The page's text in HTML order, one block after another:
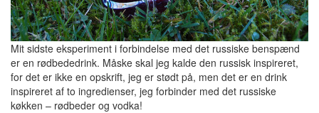
Mit sidste eksperiment i forbindelse med det russiske benspænd
er en rødbededrink. Måske skal jeg kalde den russisk inspireret,
for det er ikke en opskrift, jeg er stødt på, men det er en drink
inspireret af to ingredienser, jeg forbinder med det russiske
køkken – rødbeder og vodka!